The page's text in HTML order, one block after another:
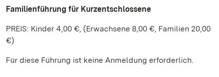
Familienführung für Kurzentschlossene
PREIS: Kinder 4,00 €, (Erwachsene 8,00 €, Familien 20,00
€)
Für diese Führung ist keine Anmeldung erforderlich.